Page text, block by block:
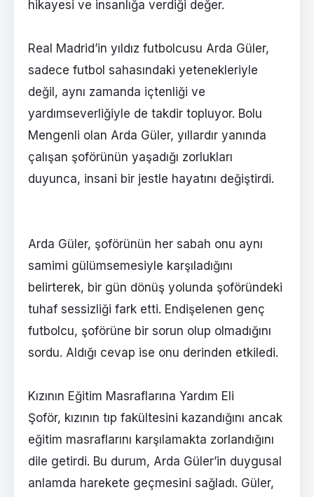
hikayesi ve insanlığa verdiği değer.
Real Madrid’in yıldız futbolcusu Arda Güler,
sadece futbol sahasındaki yetenekleriyle
değil, aynı zamanda içtenliği ve
yardımseverliğiyle de takdir topluyor. Bolu
Mengenli olan Arda Güler, yıllardır yanında
çalışan şoförünün yaşadığı zorlukları
duyunca, insani bir jestle hayatını değiştirdi.
Arda Güler, şoförünün her sabah onu aynı
samimi gülümsemesiyle karşıladığını
belirterek, bir gün dönüş yolunda şoföründeki
tuhaf sessizliği fark etti. Endişelenen genç
futbolcu, şoförüne bir sorun olup olmadığını
sordu. Aldığı cevap ise onu derinden etkiledi.
Kızının Eğitim Masraflarına Yardım Eli
Şoför, kızının tıp fakültesini kazandığını ancak
eğitim masraflarını karşılamakta zorlandığını
dile getirdi. Bu durum, Arda Güler’in duygusal
anlamda harekete geçmesini sağladı. Güler,